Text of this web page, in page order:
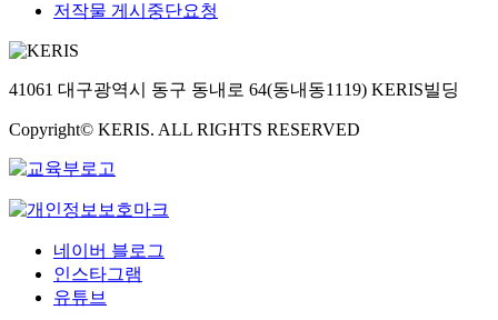
저작물 게시중단요청
41061 대구광역시 동구 동내로 64(동내동1119) KERIS빌딩
Copyright© KERIS. ALL RIGHTS RESERVED
네이버 블로그
인스타그램
유튜브